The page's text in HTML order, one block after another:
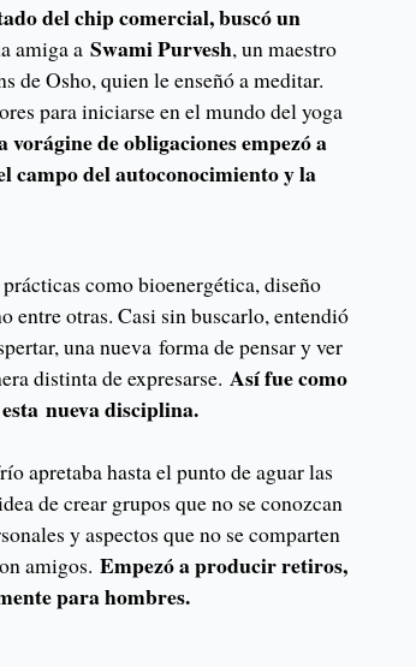
del chip comercial, buscó un
amiga aSwami Purvesh, un maestro
de Osho, quien le enseñó a meditar.
para iniciarse en el mundo del yoga
vorágine de obligaciones empezó a
campo del autoconocimiento y la
como bioenergética, diseño
entre otras. Casi sin buscarlo, entendió
una nueva forma de pensar y ver
distinta de expresarse.Así fue como
nueva disciplina.
apretaba hasta el punto de aguar las
de crear grupos que no se conozcan
y aspectos que no se comparten
amigos.Empezó a producir retiros,
para hombres.